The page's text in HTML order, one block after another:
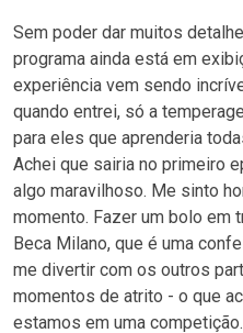
Sem poder dar muitos
programa ainda está em
experiência vem sendo
quando entrei, só a
para eles que aprenderia
Achei que sairia no primeiro
algo maravilhoso. Me sinto
momento. Fazer um bolo em
Beca Milano, que é uma
me divertir com os outros
momentos de atrito - o que
estamos em uma